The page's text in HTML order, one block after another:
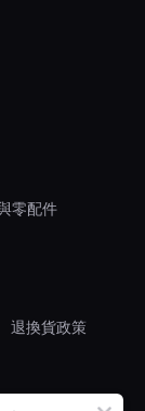
零配件
退換貨政策